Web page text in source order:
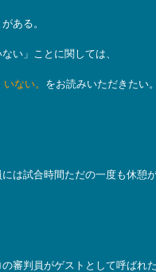
ある。
い」ことに関しては、
ない。 をお読みいただきたい。
は試合時間ただの一度も休憩が
審判員がゲストとして呼ばれた